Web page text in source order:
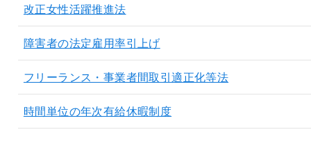
改正女性活躍推進法
障害者の法定雇用率引上げ
フリーランス・事業者間取引適正化等法
時間単位の年次有給休暇制度